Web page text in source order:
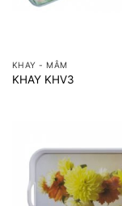
KHAY - MÂM
KHAY KHV3